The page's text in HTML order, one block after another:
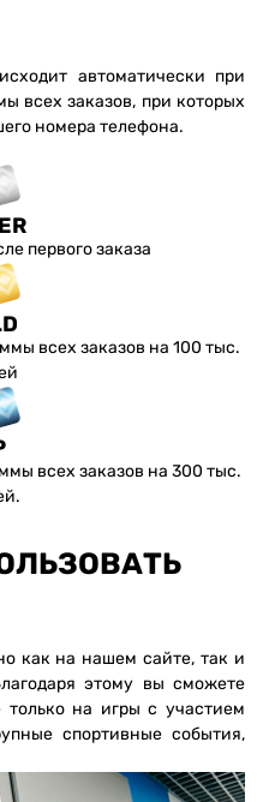
автоматически при
всех заказов, при которых
номера телефона.
первого заказа
всех заказов на 100 тыс.
всех заказов на 300 тыс.
как на нашем сайте, так и
этому вы сможете
на игры с участием
спортивные события,